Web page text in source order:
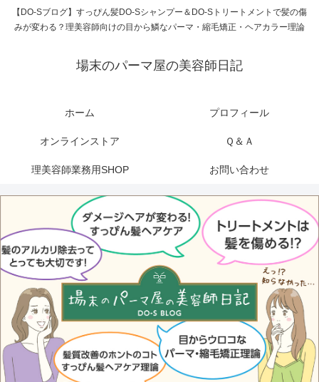
【DO-Sブログ】すっぴん髪DO-Sシャンプー＆DO-Sトリートメントで髪の傷
みが変わる？理美容師向けの目から鱗なパーマ・縮毛矯正・ヘアカラー理論
場末のパーマ屋の美容師日記
ホーム プロフィール
オンラインストア Ｑ＆Ａ
理美容師業務用SHOP お問い合わせ